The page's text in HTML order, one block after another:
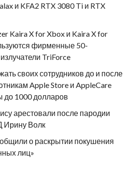
и KFA2 RTX 3080 Ti и RTX
Kaira X for Xbox и Kaira X for
фирменные 50-
TriForce
своих сотрудников до и после
Apple Store и AppleCare
до 1000 долларов
арестовали после пародии
Ирину Волк
о раскрытии покушения
лиц»